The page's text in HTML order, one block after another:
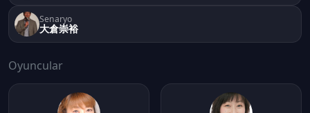
Senaryo
大倉崇裕
Oyuncular